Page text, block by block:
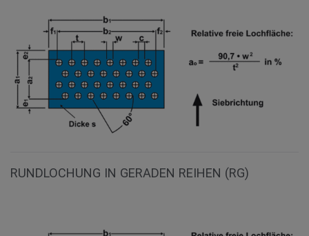
RUNDLOCHUNG IN GERADEN REIHEN (RG)